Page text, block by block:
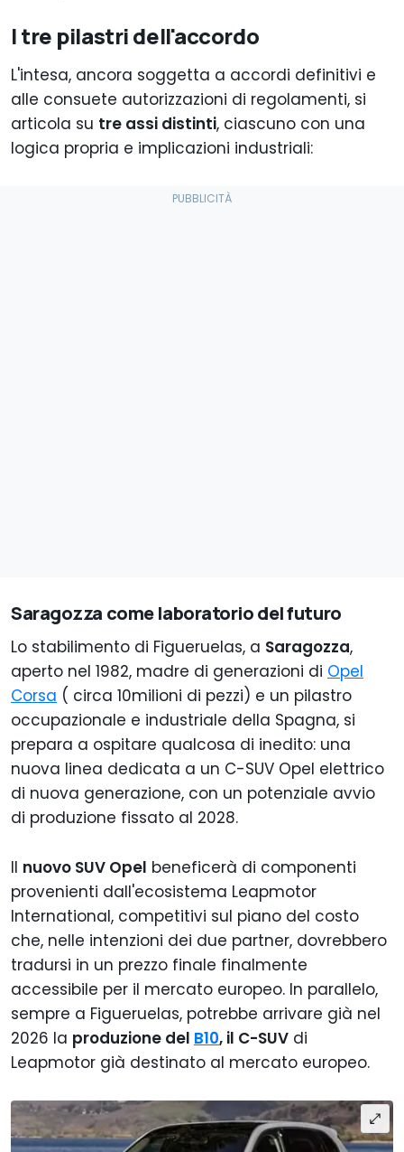
I tre pilastri dell'accordo
L'intesa, ancora soggetta a accordi definitivi e
alle consuete autorizzazioni di regolamenti, si
articola su tre assi distinti, ciascuno con una
logica propria e implicazioni industriali:
Saragozza come laboratorio del futuro
Lo stabilimento di Figueruelas, a Saragozza,
aperto nel 1982, madre di generazioni di Opel
Corsa ( circa 10milioni di pezzi) e un pilastro
occupazionale e industriale della Spagna, si
prepara a ospitare qualcosa di inedito: una
nuova linea dedicata a un C-SUV Opel elettrico
di nuova generazione, con un potenziale avvio
di produzione fissato al 2028.
Il nuovo SUV Opel beneficerà di componenti
provenienti dall'ecosistema Leapmotor
International, competitivi sul piano del costo
che, nelle intenzioni dei due partner, dovrebbero
tradursi in un prezzo finale finalmente
accessibile per il mercato europeo. In parallelo,
sempre a Figueruelas, potrebbe arrivare già nel
2026 la produzione del B10, il C-SUV di
Leapmotor già destinato al mercato europeo.